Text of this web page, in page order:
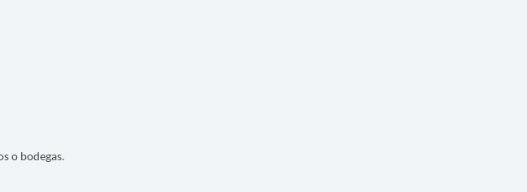
o bodegas.